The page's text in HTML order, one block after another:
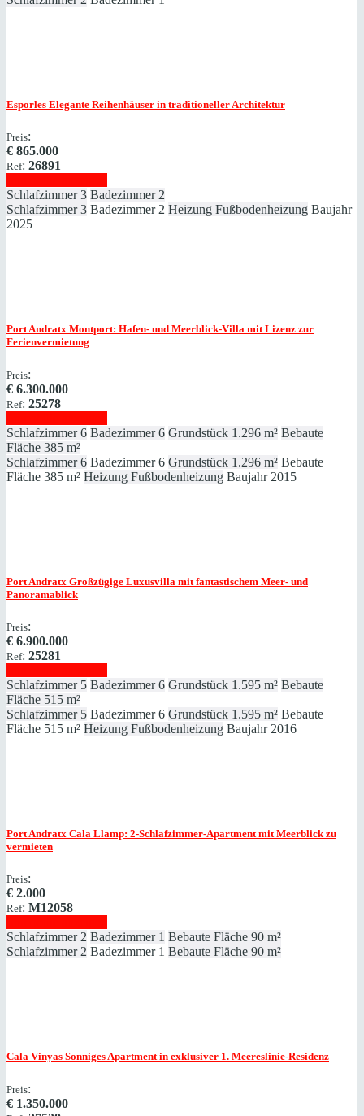
Esporles Elegante Reihenhäuser in traditioneller Architektur
Preis:
€ 865.000
Ref: 26891
Schlafzimmer 3 Badezimmer 2
Schlafzimmer 3 Badezimmer 2 Heizung Fußbodenheizung Baujahr
2025
Port Andratx Montport: Hafen- und Meerblick-Villa mit Lizenz zur
Ferienvermietung
Preis:
€ 6.300.000
Ref: 25278
Schlafzimmer 6 Badezimmer 6 Grundstück 1.296 m² Bebaute
Fläche 385 m²
Schlafzimmer 6 Badezimmer 6 Grundstück 1.296 m² Bebaute
Fläche 385 m² Heizung Fußbodenheizung Baujahr 2015
Port Andratx Großzügige Luxusvilla mit fantastischem Meer- und
Panoramablick
Preis:
€ 6.900.000
Ref: 25281
Schlafzimmer 5 Badezimmer 6 Grundstück 1.595 m² Bebaute
Fläche 515 m²
Schlafzimmer 5 Badezimmer 6 Grundstück 1.595 m² Bebaute
Fläche 515 m² Heizung Fußbodenheizung Baujahr 2016
Port Andratx Cala Llamp: 2-Schlafzimmer-Apartment mit Meerblick zu
vermieten
Preis:
€ 2.000
Ref: M12058
Schlafzimmer 2 Badezimmer 1 Bebaute Fläche 90 m²
Schlafzimmer 2 Badezimmer 1 Bebaute Fläche 90 m²
Cala Vinyas Sonniges Apartment in exklusiver 1. Meereslinie-Residenz
Preis:
€ 1.350.000